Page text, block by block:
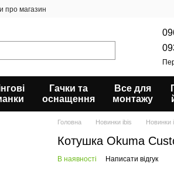
про магазин
Гачки та
оснащення
Все для
монтажу
Головна Новинки ibis Новинки
Котушка Okuma
В наявності Написати відгук